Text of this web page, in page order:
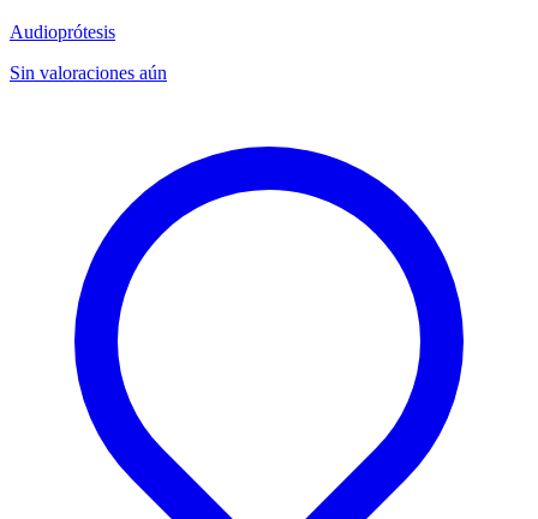
Audioprótesis
Sin valoraciones aún